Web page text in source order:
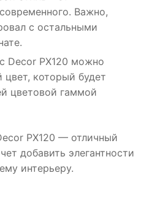
Важно,
с остальными
Decor PX120 можно
цвет, который будет
цветовой гаммой
PX120 — отличный
добавить элегантности
интерьеру.